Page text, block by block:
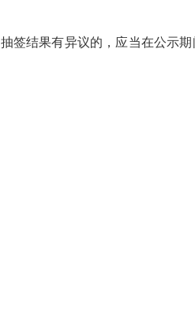
结果有异议的，应当在公示期